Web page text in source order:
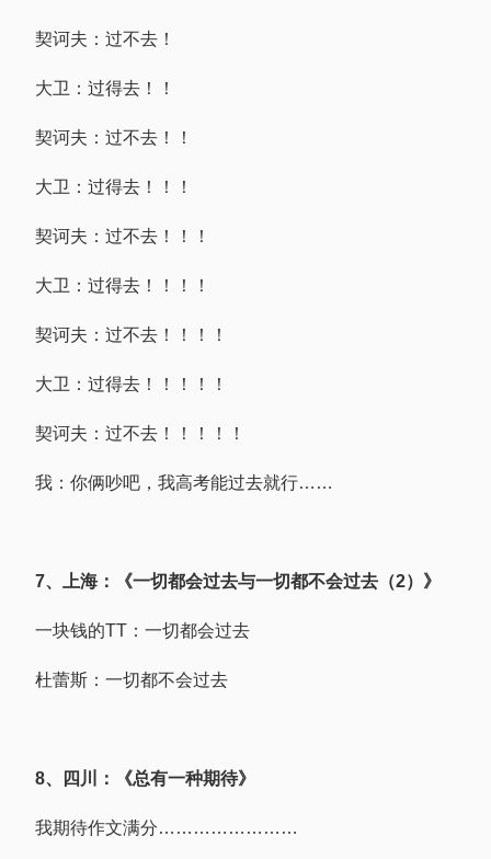
契诃夫：过不去！
大卫：过得去！！
契诃夫：过不去！！
大卫：过得去！！！
契诃夫：过不去！！！
大卫：过得去！！！！
契诃夫：过不去！！！！
大卫：过得去！！！！！
契诃夫：过不去！！！！！
我：你俩吵吧，我高考能过去就行……
7、上海：《一切都会过去与一切都不会过去（2）》
一块钱的TT：一切都会过去
杜蕾斯：一切都不会过去
8、四川：《总有一种期待》
我期待作文满分……………………